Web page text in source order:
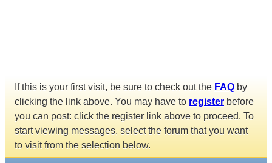
If this is your first visit, be sure to check out the FAQ by
clicking the link above. You may have to register before
you can post: click the register link above to proceed. To
start viewing messages, select the forum that you want
to visit from the selection below.